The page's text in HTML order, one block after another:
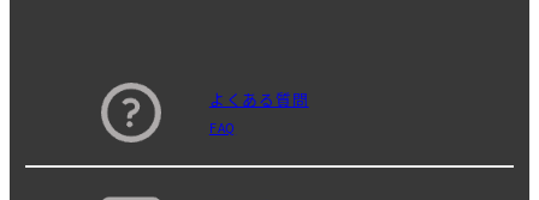
よくある質問
FAQ